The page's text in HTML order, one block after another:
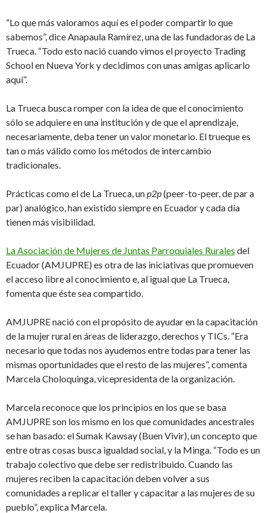
“Lo que más valoramos aquí es el poder compartir lo que
sabemos”, dice Anapaula Ramírez, una de las fundadoras de La
Trueca. “Todo esto nació cuando vimos el proyecto Trading
School en Nueva York y decidimos con unas amigas aplicarlo
aquí”.
La Trueca busca romper con la idea de que el conocimiento
sólo se adquiere en una institución y de que el aprendizaje,
necesariamente, deba tener un valor monetario. El trueque es
tan o más válido como los métodos de intercambio
tradicionales.
Prácticas como el de La Trueca, unp2p(peer-to-peer, de par a
par) analógico, han existido siempre en Ecuador y cada día
tienen más visibilidad.
La Asociación de Mujeres de Juntas Parroquiales Rurales del
Ecuador (AMJUPRE) es otra de las iniciativas que promueven
el acceso libre al conocimiento e, al igual que La Trueca,
fomenta que éste sea compartido.
AMJUPRE nació con el propósito de ayudar en la capacitación
de la mujer rural en áreas de liderazgo, derechos y TICs. “Era
necesario que todas nos ayudemos entre todas para tener las
mismas oportunidades que el resto de las mujeres”, comenta
Marcela Choloquinga, vicepresidenta de la organización.
Marcela reconoce que los principios en los que se basa
AMJUPRE son los mismo en los que comunidades ancestrales
se han basado: el Sumak Kawsay (Buen Vivir), un concepto que
entre otras cosas busca igualdad social, y la Minga. “Todo es un
trabajo colectivo que debe ser redistribuido. Cuando las
mujeres reciben la capacitación deben volver a sus
comunidades a replicar el taller y capacitar a las mujeres de su
pueblo”, explica Marcela.